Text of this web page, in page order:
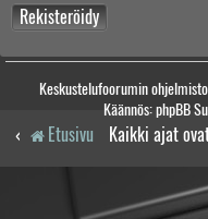
Rekisteröidy
Keskustelufoorumin
Käännös: phpBB
Etusivu Kaikki ajat